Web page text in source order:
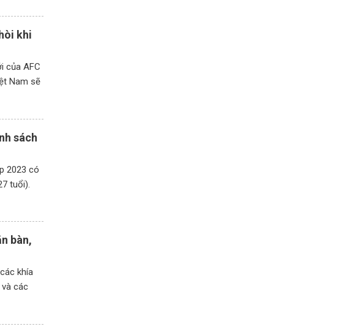
khi
của AFC
Nam sẽ
sách
2023 có
tuổi).
bàn,
khía
các